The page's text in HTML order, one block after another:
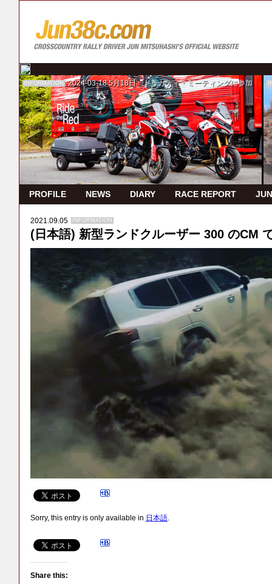
INFORMATION 2024-03-18 5月18日 ドゥカティ・ミーティングに参加
PROFILE NEWS DIARY RACE REPORT
2021.09.05 INFORMATION
(日本語) 新型ランドクルーザー 300 のCM
Sorry, this entry is only available in 日本語.
Share this: